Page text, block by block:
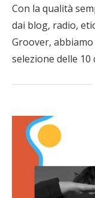
Con la qualità
dai blog, radio,
Groover,
selezione delle 10